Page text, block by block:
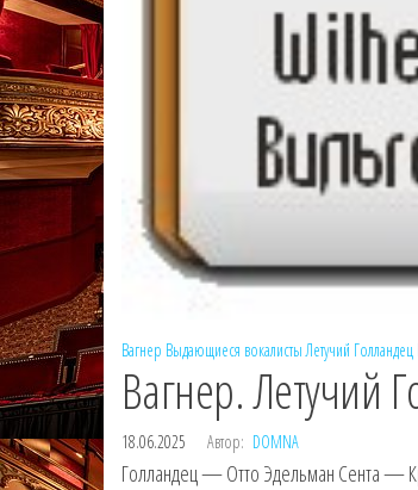
Вагнер Выдающиеся вокалисты Летучий Голландец
Вагнер. Летучий
18.06.2025 Автор: DOMNA
Голландец — Отто Эдельман Сента —